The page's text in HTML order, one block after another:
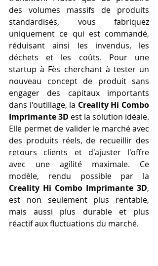
des volumes massifs de produits
standardisés, vous fabriquez
uniquement ce qui est commandé,
réduisant ainsi les invendus, les
déchets et les coûts. Pour une
startup à Fès cherchant à tester un
nouveau concept de produit sans
engager des capitaux importants
dans l'outillage, la Creality Hi Combo
Imprimante 3D est la solution idéale.
Elle permet de valider le marché avec
des produits réels, de recueillir des
retours clients et d'ajuster l'offre
avec une agilité maximale. Ce
Creality Hi Combo Imprimante 3D,
est non seulement plus rentable,
mais aussi plus durable et plus
réactif aux fluctuations du marché.